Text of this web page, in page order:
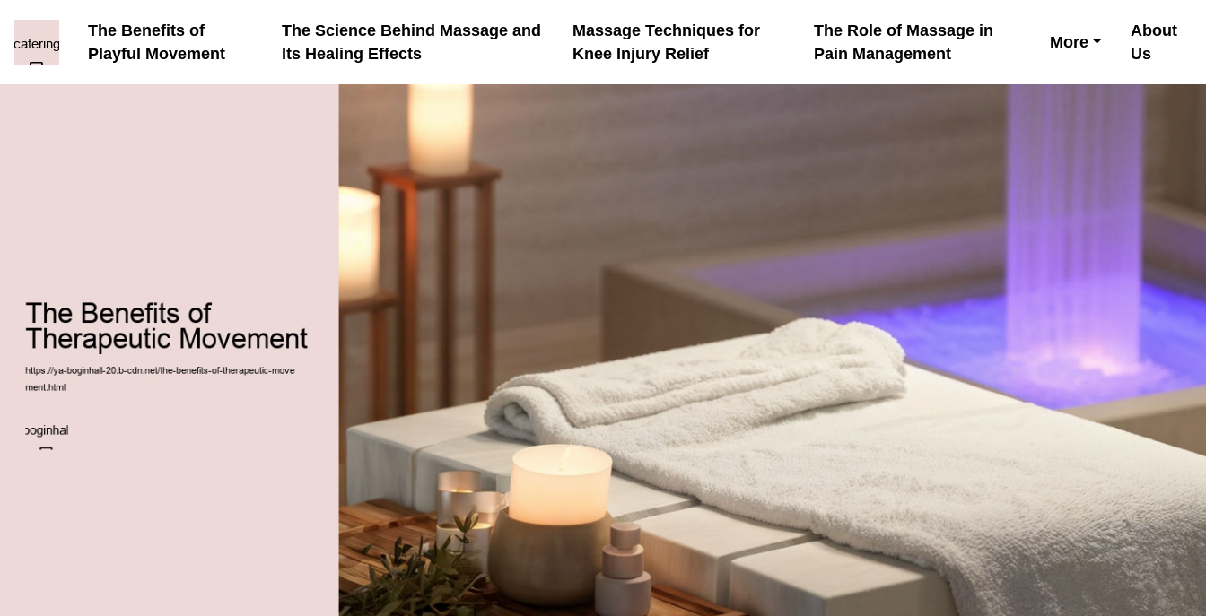
The Benefits of
Playful Movement
The Science Behind Massage and
Its Healing Effects
Massage Techniques for
Knee Injury Relief
The Role of Massage in
Pain Management
More
About
Us